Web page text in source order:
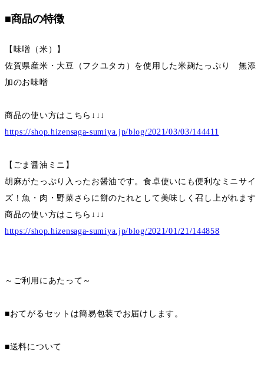
■商品の特徴
【味噌（米）】
佐賀県産米・大豆（フクユタカ）を使用した米麹たっぷり 無添
加のお味噌
商品の使い方はこちら↓↓↓
https://shop.hizensaga-sumiya.jp/blog/2021/03/03/144411
【ごま醤油ミニ】
胡麻がたっぷり入ったお醤油です。食卓使いにも便利なミニサイ
ズ！魚・肉・野菜さらに餅のたれとして美味しく召し上がれます
商品の使い方はこちら↓↓↓
https://shop.hizensaga-sumiya.jp/blog/2021/01/21/144858
～ご利用にあたって～
■おてがるセットは簡易包装でお届けします。
■送料について